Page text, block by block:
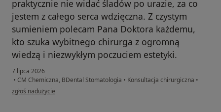
praktycznie nie widać śladów po urazie, za co
jestem z całego serca wdzięczna. Z czystym
sumieniem polecam Pana Doktora każdemu,
kto szuka wybitnego chirurga z ogromną
wiedzą i niezwykłym poczuciem estetyki.
7 lipca 2026
• CM Chemiczna, BDental Stomatologia • Konsultacja chirurgiczna •
w opinii użytkownika Kinga Jasicka
zgłoś nadużycie